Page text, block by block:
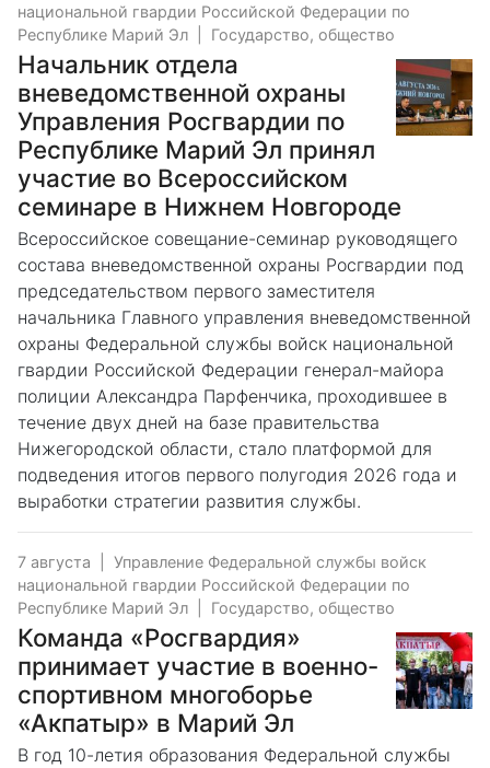
национальной гвардии Российской Федерации по
Республике Марий Эл
Государство, общество
Начальник отдела
вневедомственной охраны
Управления Росгвардии по
Республике Марий Эл принял
участие во Всероссийском
семинаре в Нижнем Новгороде
Всероссийское совещание-семинар руководящего
состава вневедомственной охраны Росгвардии под
председательством первого заместителя
начальника Главного управления вневедомственной
охраны Федеральной службы войск национальной
гвардии Российской Федерации генерал-майора
полиции Александра Парфенчика, проходившее в
течение двух дней на базе правительства
Нижегородской области, стало платформой для
подведения итогов первого полугодия 2026 года и
выработки стратегии развития службы.
7 августа
Управление Федеральной службы войск
национальной гвардии Российской Федерации по
Республике Марий Эл
Государство, общество
Команда «Росгвардия»
принимает участие в военно-
спортивном многоборье
«Акпатыр» в Марий Эл
В год 10-летия образования Федеральной службы